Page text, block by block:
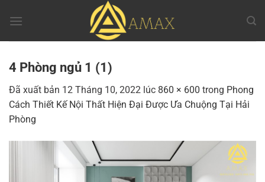
đến
4 Phòng ngủ 1 (1)
Đã xuất bản 12 Tháng 10, 2022 lúc 860 × 600 trong Phong
Cách Thiết Kế Nội Thất Hiện Đại Được Ưa Chuộng Tại Hải
Phòng